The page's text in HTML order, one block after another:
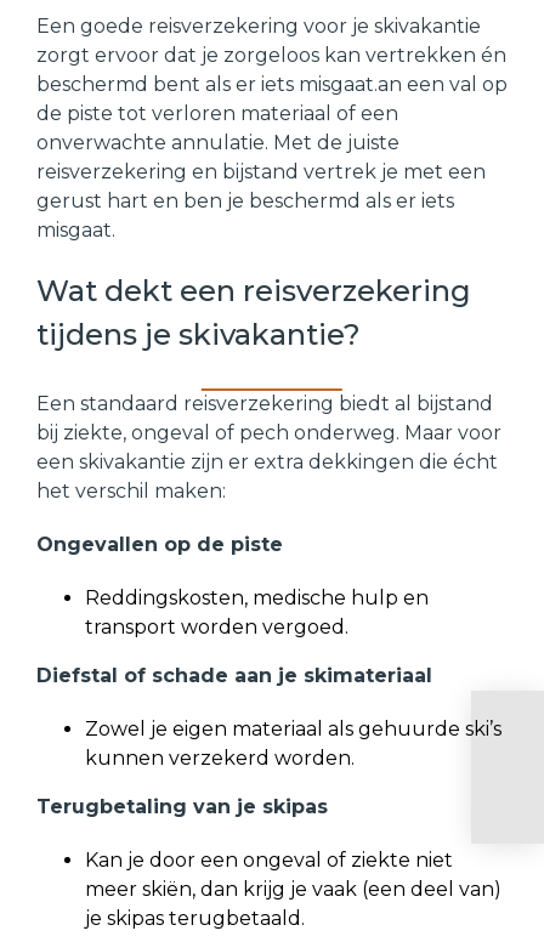
Een goede reisverzekering voor je skivakantie
zorgt ervoor dat je zorgeloos kan vertrekken én
beschermd bent als er iets misgaat.an een val op
de piste tot verloren materiaal of een
onverwachte annulatie. Met de juiste
reisverzekering en bijstand vertrek je met een
gerust hart en ben je beschermd als er iets
misgaat.
Wat dekt een reisverzekering
tijdens je skivakantie?
Een standaard reisverzekering biedt al bijstand
bij ziekte, ongeval of pech onderweg. Maar voor
een skivakantie zijn er extra dekkingen die écht
het verschil maken:
Ongevallen op de piste
Reddingskosten, medische hulp en
transport worden vergoed.
Diefstal of schade aan je skimateriaal
Zowel je eigen materiaal als gehuurde ski’s
kunnen verzekerd worden.
Terugbetaling van je skipas
Kan je door een ongeval of ziekte niet
meer skiën, dan krijg je vaak (een deel van)
je skipas terugbetaald.